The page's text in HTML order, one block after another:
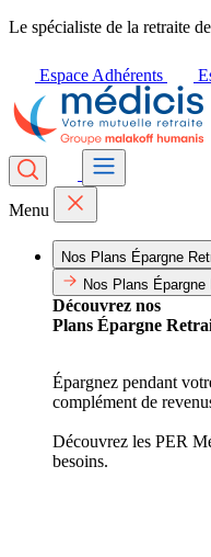
Le spécialiste de la retraite
Espace Adhérents
Menu
Nos Plans Épargne
Nos Plans Épargne
Découvrez nos
Plans Épargne
Épargnez pendant
complément de
Découvrez les PER
besoins.